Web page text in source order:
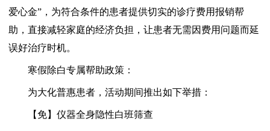
爱心金”，为符合条件的患者提供切实的诊疗费用报销帮
助，直接减轻家庭的经济负担，让患者无需因费用问题而延
误好治疗时机。
寒假除白专属帮助政策：
为大化普惠患者，活动期间推出如下举措：
【免】仪器全身隐性白班筛查